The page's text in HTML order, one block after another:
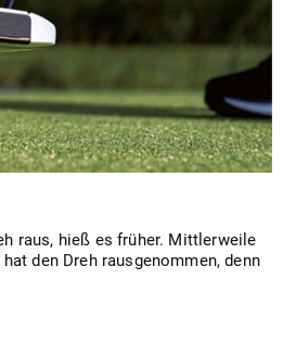
raus, hieß es früher. Mittlerweile
den Dreh rausgenommen, denn